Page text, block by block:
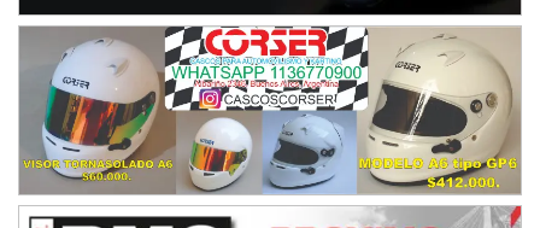
Ramiro Tot (Asfalto)
Baradero (Buenos Aires)
KDO - F6
Ciudad de Trenque Lauquen (Asfalto)
Trenque Lauquen (Buenos Aires)
ENTRERRIANO - F6 (POSTERGADA)
Parque de la Velocidad (Asfalto)